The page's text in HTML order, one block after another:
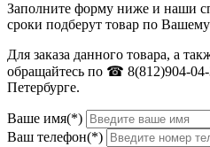
Заполните форму ниже и наши
сроки подберут товар по Вашему
Для заказа данного товара, а
обращайтесь по ☎ 8(812)904-
Петербурге.
Ваше имя(*)
Ваш телефон(*)